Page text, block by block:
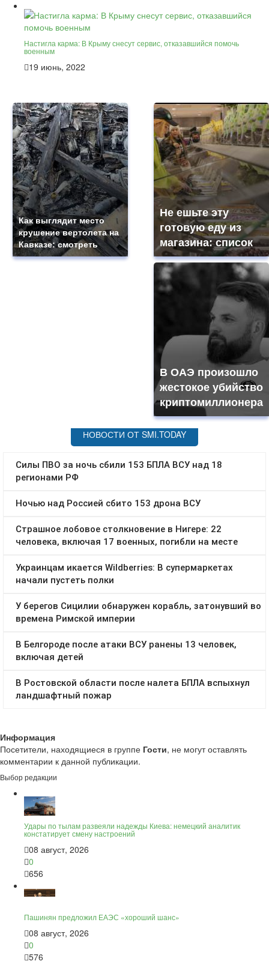
Настигла карма: В Крыму снесут сервис, отказавшийся помочь
военным
19 июнь, 2022
Как выглядит место
крушение вертолета на
Кавказе: смотреть
Не ешьте эту
готовую еду из
магазина: список
В ОАЭ произошло
жестокое убийство
криптомиллионера
Информация
Посетители, находящиеся в группе Гости, не могут оставлять
комментарии к данной публикации.
Выбор редакции
Удары по тылам развеяли надежды Киева: немецкий аналитик
констатирует смену настроений
08 август, 2026
0
656
Пашинян предложил ЕАЭС «хороший шанс»
08 август, 2026
0
576